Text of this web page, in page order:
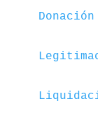
Donación